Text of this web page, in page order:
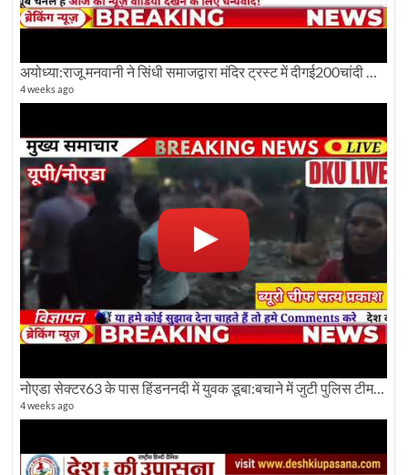
अयोध्या:राजू मनवानी ने सिंधी समाजद्वारा मंदिर ट्रस्ट में दीगई200चांदी की ईंटों पर सवाल का किया विरोध
4 weeks ago
नोएडा सेक्टर63 के पास हिंडननदी में युवक डूबा:बचाने में जुटी पुलिस टीम: देखिए पूरी ग्राउंड रिपोर्टिंग
4 weeks ago